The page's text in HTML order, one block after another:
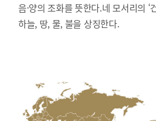
음·양의 조화를 뜻한다.네 모서리의 ‘건
하늘, 땅, 물, 불을 상징한다.